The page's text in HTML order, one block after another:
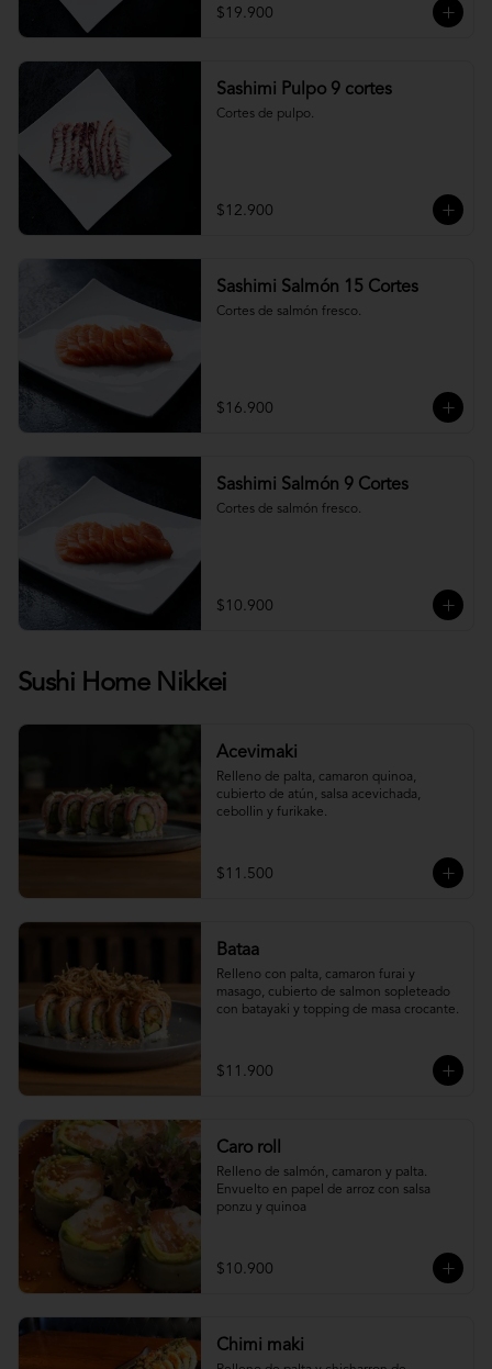
$19.900
Sashimi Pulpo 9 cortes
Cortes de pulpo.
$12.900
Sashimi Salmón 15 Cortes
Cortes de salmón fresco.
$16.900
Sashimi Salmón 9 Cortes
Cortes de salmón fresco.
$10.900
Sushi Home Nikkei
Acevimaki
Relleno de palta, camaron quinoa,
cubierto de atún, salsa acevichada,
cebollin y furikake.
$11.500
Bataa
Relleno con palta, camaron furai y
masago, cubierto de salmon sopleteado
con batayaki y topping de masa crocante.
$11.900
Caro roll
Relleno de salmón, camaron y palta.
Envuelto en papel de arroz con salsa
ponzu y quinoa
$10.900
Chimi maki